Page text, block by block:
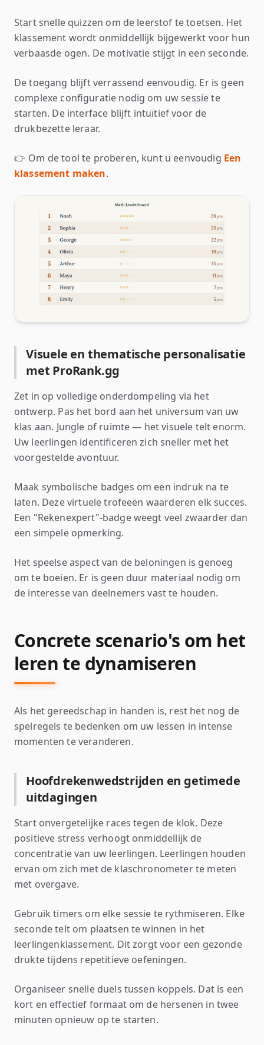
Start snelle quizzen om de leerstof te toetsen. Het
klassement wordt onmiddellijk bijgewerkt voor hun
verbaasde ogen. De motivatie stijgt in een seconde.
De toegang blijft verrassend eenvoudig. Er is geen
complexe configuratie nodig om uw sessie te
starten. De interface blijft intuïtief voor de
drukbezette leraar.
👉 Om de tool te proberen, kunt u eenvoudig Een
klassement maken.
Visuele en thematische personalisatie
met ProRank.gg
Zet in op volledige onderdompeling via het
ontwerp. Pas het bord aan het universum van uw
klas aan. Jungle of ruimte — het visuele telt enorm.
Uw leerlingen identificeren zich sneller met het
voorgestelde avontuur.
Maak symbolische badges om een indruk na te
laten. Deze virtuele trofeeën waarderen elk succes.
Een "Rekenexpert"-badge weegt veel zwaarder dan
een simpele opmerking.
Het speelse aspect van de beloningen is genoeg
om te boeien. Er is geen duur materiaal nodig om
de interesse van deelnemers vast te houden.
Concrete scenario's om het
leren te dynamiseren
Als het gereedschap in handen is, rest het nog de
spelregels te bedenken om uw lessen in intense
momenten te veranderen.
Hoofdrekenwedstrijden en getimede
uitdagingen
Start onvergetelijke races tegen de klok. Deze
positieve stress verhoogt onmiddellijk de
concentratie van uw leerlingen. Leerlingen houden
ervan om zich met de klaschronometer te meten
met overgave.
Gebruik timers om elke sessie te rythmiseren. Elke
seconde telt om plaatsen te winnen in het
leerlingenklassement. Dit zorgt voor een gezonde
drukte tijdens repetitieve oefeningen.
Organiseer snelle duels tussen koppels. Dat is een
kort en effectief formaat om de hersenen in twee
minuten opnieuw op te starten.